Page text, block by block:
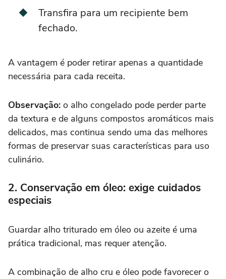
Transfira para um recipiente bem
fechado.
A vantagem é poder retirar apenas a quantidade
necessária para cada receita.
Observação: o alho congelado pode perder parte
da textura e de alguns compostos aromáticos mais
delicados, mas continua sendo uma das melhores
formas de preservar suas características para uso
culinário.
2. Conservação em óleo: exige cuidados
especiais
Guardar alho triturado em óleo ou azeite é uma
prática tradicional, mas requer atenção.
A combinação de alho cru e óleo pode favorecer o